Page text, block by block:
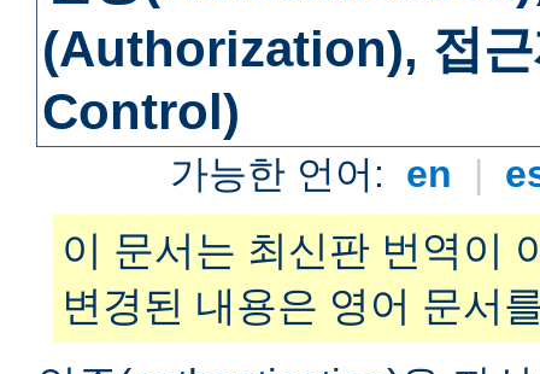
(Authorization), 접
Control)
가능한 언어: en |
이 문서는 최신판 번역이
변경된 내용은 영어 문서